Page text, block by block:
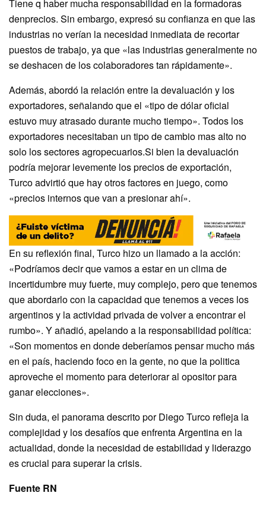
Tiene q haber mucha responsabilidad en la formadoras
denprecios. Sin embargo, expresó su confianza en que las
industrias no verían la necesidad inmediata de recortar
puestos de trabajo, ya que «las industrias generalmente no
se deshacen de los colaboradores tan rápidamente».
Además, abordó la relación entre la devaluación y los
exportadores, señalando que el «tipo de dólar oficial
estuvo muy atrasado durante mucho tiempo». Todos los
exportadores necesitaban un tipo de cambio mas alto no
solo los sectores agropecuarios.Si bien la devaluación
podría mejorar levemente los precios de exportación,
Turco advirtió que hay otros factores en juego, como
«precios internos que van a presionar ahí».
En su reflexión final, Turco hizo un llamado a la acción:
«Podríamos decir que vamos a estar en un clima de
incertidumbre muy fuerte, muy complejo, pero que tenemos
que abordarlo con la capacidad que tenemos a veces los
argentinos y la actividad privada de volver a encontrar el
rumbo». Y añadió, apelando a la responsabilidad política:
«Son momentos en donde deberíamos pensar mucho más
en el país, haciendo foco en la gente, no que la politica
aproveche el momento para deteriorar al opositor para
ganar elecciones».
Sin duda, el panorama descrito por Diego Turco refleja la
complejidad y los desafíos que enfrenta Argentina en la
actualidad, donde la necesidad de estabilidad y liderazgo
es crucial para superar la crisis.
Fuente RN